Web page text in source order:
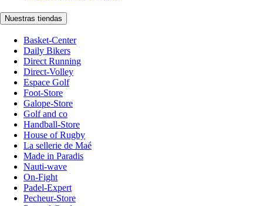
Nuestras tiendas
Basket-Center
Daily Bikers
Direct Running
Direct-Volley
Espace Golf
Foot-Store
Galope-Store
Golf and co
Handball-Store
House of Rugby
La sellerie de Maé
Made in Paradis
Nauti-wave
On-Fight
Padel-Expert
Pecheur-Store